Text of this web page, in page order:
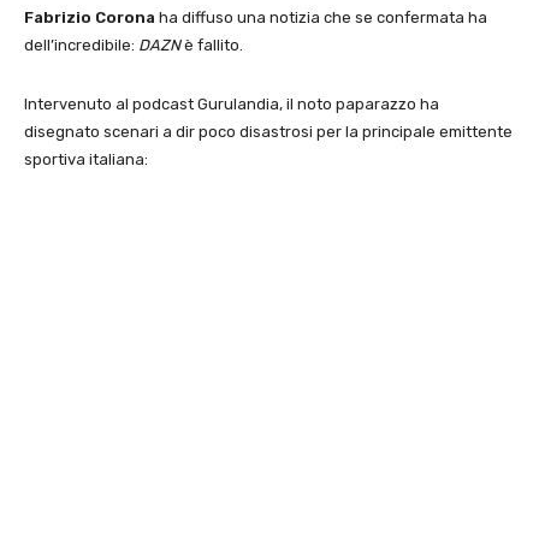
Fabrizio Corona ha diffuso una notizia che se confermata ha
dell’incredibile: DAZNè fallito.
Intervenuto al podcast Gurulandia, il noto paparazzo ha
disegnato scenari a dir poco disastrosi per la principale emittente
sportiva italiana: